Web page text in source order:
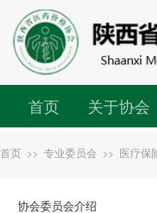
首页 关于协会
首页 >> 专业委员会 >> 医疗保
协会委员会介绍